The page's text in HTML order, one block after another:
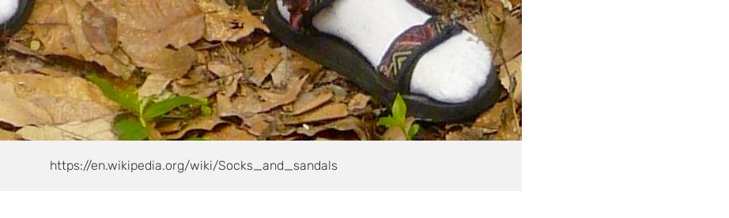
https://en.wikipedia.org/wiki/Socks_and_sandals